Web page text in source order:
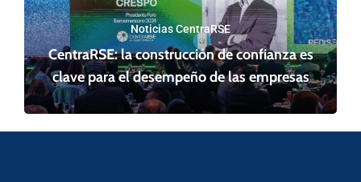
Noticias CentraRSE
CentraRSE: la construcción de confianza es
clave para el desempeño de las empresas